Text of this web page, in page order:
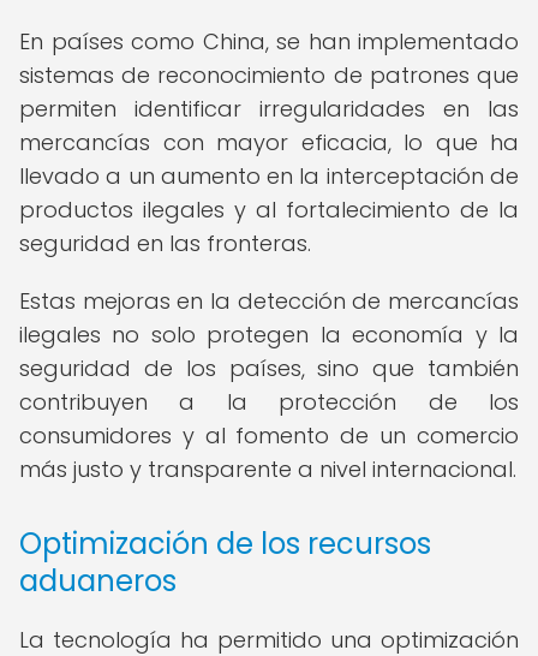
En países como China, se han implementado
sistemas de reconocimiento de patrones que
permiten identificar irregularidades en las
mercancías con mayor eficacia, lo que ha
llevado a un aumento en la interceptación de
productos ilegales y al fortalecimiento de la
seguridad en las fronteras.
Estas mejoras en la detección de mercancías
ilegales no solo protegen la economía y la
seguridad de los países, sino que también
contribuyen a la protección de los
consumidores y al fomento de un comercio
más justo y transparente a nivel internacional.
Optimización de los recursos
aduaneros
La tecnología ha permitido una optimización